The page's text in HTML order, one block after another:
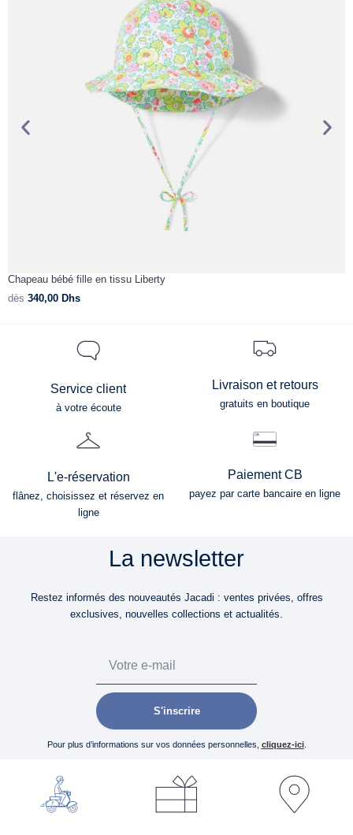
Chapeau bébé fille en tissu Liberty
dès 340,00 Dhs
Service client
à votre écoute
Livraison et retours
gratuits en boutique
L'e-réservation
flânez, choisissez et réservez en
ligne
Paiement CB
payez par carte bancaire en ligne
La newsletter
Restez informés des nouveautés Jacadi : ventes privées, offres
exclusives, nouvelles collections et actualités.
S'inscrire
Pour plus d’informations sur vos données personnelles, cliquez-ici.